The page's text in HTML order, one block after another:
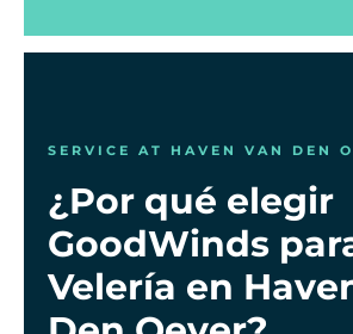
SERVICE AT HAVEN VAN DEN
¿Por qué elegir
GoodWinds
Velería en